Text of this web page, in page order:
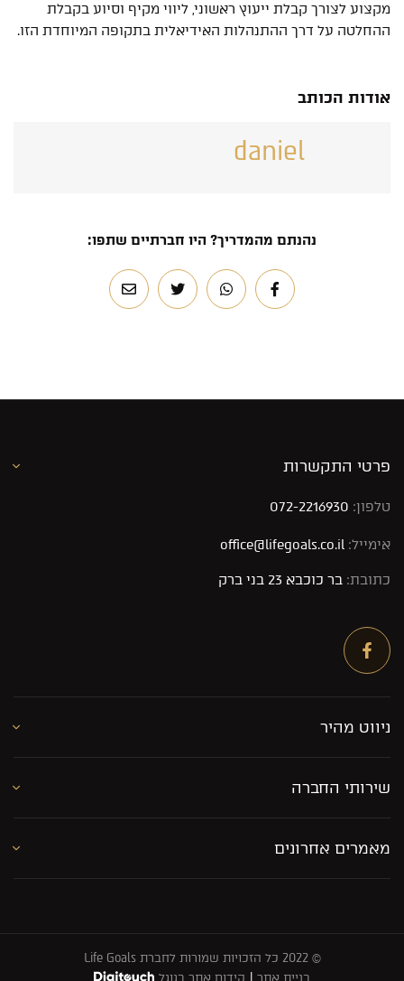
מקצוע לצורך קבלת ייעוץ ראשוני, ליווי מקיף וסיוע בקבלת
ההחלטה על דרך ההתנהלות האידיאלית בתקופה המיוחדת הזו.
אודות הכותב
daniel
נהנתם מהמדריך? היו חברתיים שתפו:
פרטי התקשרות
טלפון: 072-2216930
אימייל: office@lifegoals.co.il
כתובת: בר כוכבא 23 בני ברק
ניווט מהיר
שירותי החברה
מאמרים אחרונים
© 2022 כל הזכויות שמורות לחברת Life Goals
בניית אתר
קידום אתר בגוגל